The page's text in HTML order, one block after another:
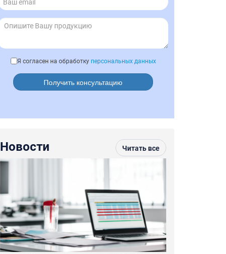
Я согласен на обработку персональных данных
Получить консультацию
Новости Читать все